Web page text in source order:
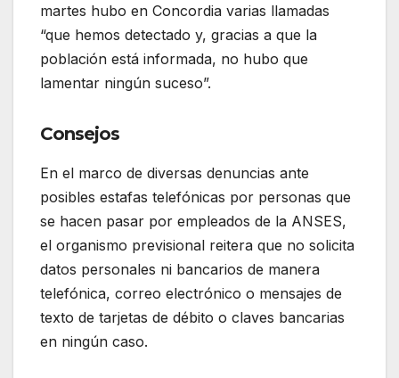
martes hubo en Concordia varias llamadas
“que hemos detectado y, gracias a que la
población está informada, no hubo que
lamentar ningún suceso”.
Consejos
En el marco de diversas denuncias ante
posibles estafas telefónicas por personas que
se hacen pasar por empleados de la ANSES,
el organismo previsional reitera que no solicita
datos personales ni bancarios de manera
telefónica, correo electrónico o mensajes de
texto de tarjetas de débito o claves bancarias
en ningún caso.